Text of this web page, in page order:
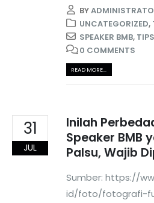
BY
UNCATEGORIZED,
SPEAKER BMB,
0 COMMENTS
READ MORE...
31
JUL
Inilah
Speaker BMB
Palsu, Wajib
Sumber: https://
id/foto/fotografi-